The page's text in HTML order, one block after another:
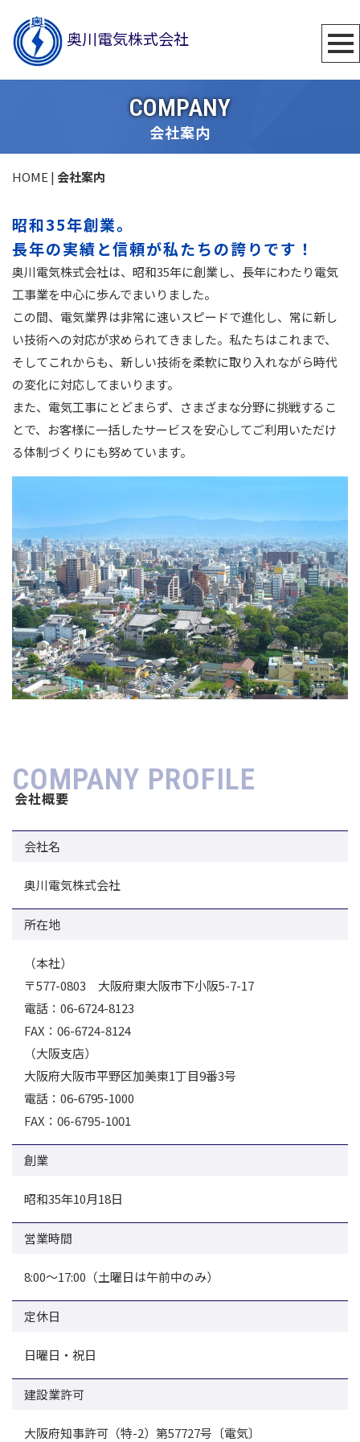
奥川電気株式会社
COMPANY
会社案内
HOME | 会社案内
昭和35年創業。
長年の実績と信頼が私たちの誇りです！
奥川電気株式会社は、昭和35年に創業し、長年にわたり電気
工事業を中心に歩んでまいりました。
この間、電気業界は非常に速いスピードで進化し、常に新し
い技術への対応が求められてきました。私たちはこれまで、
そしてこれからも、新しい技術を柔軟に取り入れながら時代
の変化に対応してまいります。
また、電気工事にとどまらず、さまざまな分野に挑戦するこ
とで、お客様に一括したサービスを安心してご利用いただけ
る体制づくりにも努めています。
COMPANY PROFILE
会社概要
会社名
奥川電気株式会社
所在地
（本社）
〒577-0803 大阪府東大阪市下小阪5-7-17
電話：06-6724-8123
FAX：06-6724-8124
（大阪支店）
大阪府大阪市平野区加美東1丁目9番3号
電話：06-6795-1000
FAX：06-6795-1001
創業
昭和35年10月18日
営業時間
8:00～17:00（土曜日は午前中のみ）
定休日
日曜日・祝日
建設業許可
大阪府知事許可（特-2）第57727号〔電気〕